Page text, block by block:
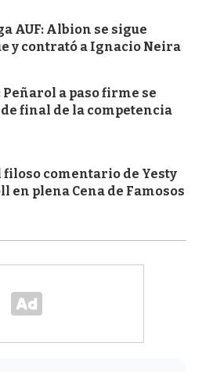
AUF: Albion se sigue
y contrató a Ignacio Neira
Peñarol a paso firme se
final de la competencia
filoso comentario de Yesty
en plena Cena de Famosos